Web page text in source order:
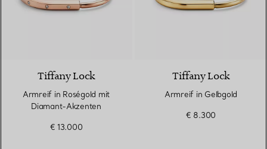
Tiffany Lock
Armreif in Roségold mit
Diamant-Akzenten
€ 13.000
Tiffany Lock
Armreif in Gelbgold
€ 8.300